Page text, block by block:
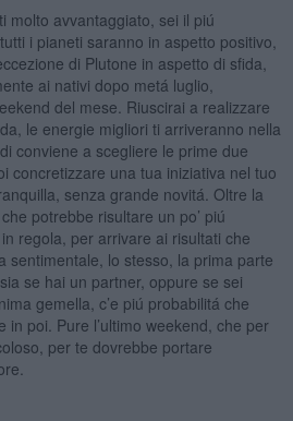
molto avvantaggiato, sei il piú
i pianeti saranno in aspetto positivo,
di Plutone in aspetto di sfida,
ai nativi dopo metá luglio,
del mese. Riuscirai a realizzare
le energie migliori ti arriveranno nella
conviene a scegliere le prime due
concretizzare una tua iniziativa nel tuo
senza grande novitá. Oltre la
potrebbe risultare un po’ piú
regola, per arrivare ai risultati che
sentimentale, lo stesso, la prima parte
se hai un partner, oppure se sei
gemella, c’e piú probabilitá che
in poi. Pure l’ultimo weekend, che per
per te dovrebbe portare